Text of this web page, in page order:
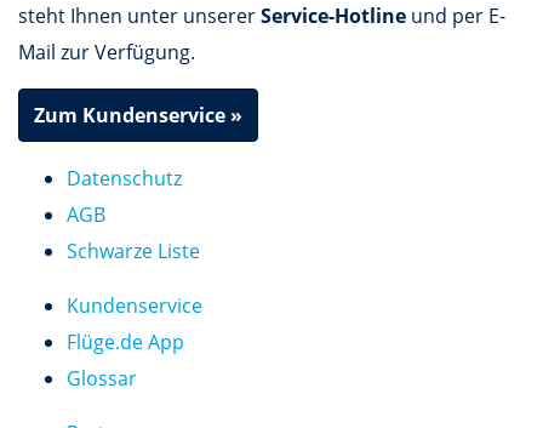
steht Ihnen unter unsererService-Hotline und per E-
Mail zur Verfügung.
Zum Kundenservice »
Datenschutz
AGB
Schwarze Liste
Kundenservice
Flüge.de App
Glossar